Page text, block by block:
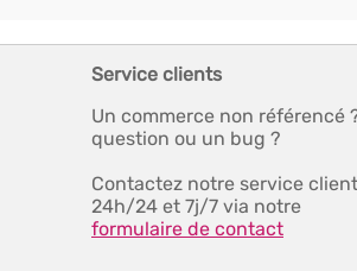
Service clients
Un commerce non référencé
question ou un bug ?
Contactez notre service client
24h/24 et 7j/7 via notre
formulaire de contact